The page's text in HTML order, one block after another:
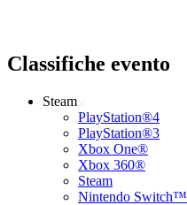
Classifiche evento
Steam
PlayStation®4
PlayStation®3
Xbox One®
Xbox 360®
Steam
Nintendo Switch™